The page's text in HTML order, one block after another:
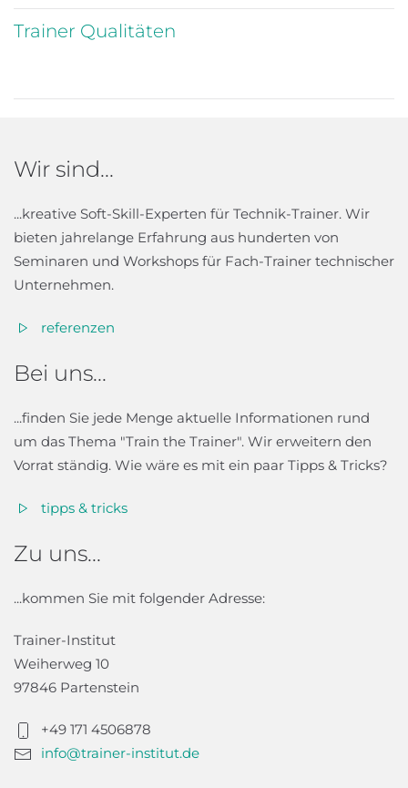
Trainer Qualitäten
Wir sind...
...kreative Soft-Skill-Experten für Technik-Trainer. Wir
bieten jahrelange Erfahrung aus hunderten von
Seminaren und Workshops für Fach-Trainer technischer
Unternehmen.
referenzen
Bei uns...
...finden Sie jede Menge aktuelle Informationen rund
um das Thema "Train the Trainer". Wir erweitern den
Vorrat ständig. Wie wäre es mit ein paar Tipps & Tricks?
tipps & tricks
Zu uns...
...kommen Sie mit folgender Adresse:
Trainer-Institut
Weiherweg 10
97846 Partenstein
+49 171 4506878
info@trainer-institut.de